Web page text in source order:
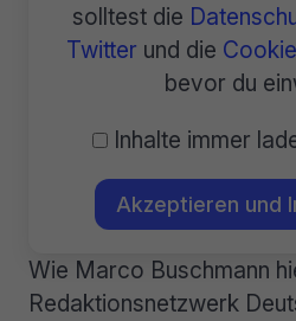
solltest die
Twitter und die
bevor du
Inhalte immer
Akzeptieren und
Wie Marco Buschmann
Redaktionsnetzwerk